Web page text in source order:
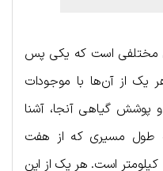
مختلفی است که یکی پس
هر یک از آن‌ها با موجودات
و پوشش گیاهی آنجا، آشنا
طول مسیری که از هفت
قسمت آکواریوم می‌گذرد حدود ۱٫۲ کیلومتر است. هر یک از این